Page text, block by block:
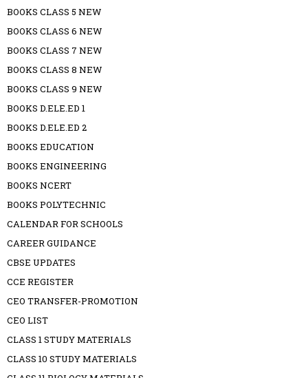
BOOKS CLASS 5 NEW
BOOKS CLASS 6 NEW
BOOKS CLASS 7 NEW
BOOKS CLASS 8 NEW
BOOKS CLASS 9 NEW
BOOKS D.ELE.ED 1
BOOKS D.ELE.ED 2
BOOKS EDUCATION
BOOKS ENGINEERING
BOOKS NCERT
BOOKS POLYTECHNIC
CALENDAR FOR SCHOOLS
CAREER GUIDANCE
CBSE UPDATES
CCE REGISTER
CEO TRANSFER-PROMOTION
CEO LIST
CLASS 1 STUDY MATERIALS
CLASS 10 STUDY MATERIALS